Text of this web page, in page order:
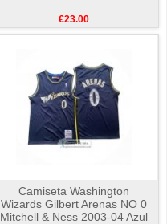
€23.00
Camiseta Washington
Wizards Gilbert Arenas NO 0
Mitchell & Ness 2003-04 Azul